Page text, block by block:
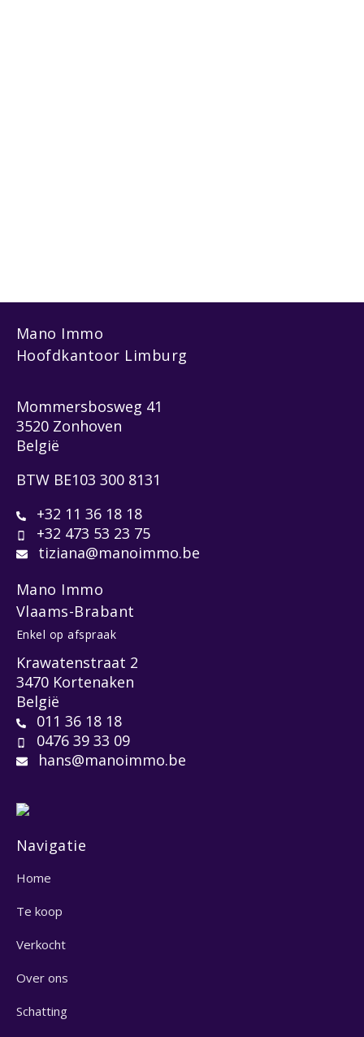
Mano Immo
Hoofdkantoor Limburg
Mommersbosweg 41
3520 Zonhoven
België
BTW BE103 300 8131
+32 11 36 18 18
+32 473 53 23 75
tiziana@manoimmo.be
Mano Immo
Vlaams-Brabant
Enkel op afspraak
Krawatenstraat 2
3470 Kortenaken
België
011 36 18 18
0476 39 33 09
hans@manoimmo.be
Navigatie
Home
Te koop
Verkocht
Over ons
Schatting